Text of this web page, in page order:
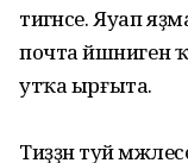
тигәнсе. Яуап
почта йәшниген
утҡа ырғыта.
Тиҙҙән туй